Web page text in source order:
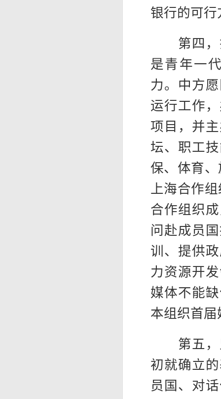
银行的可行
第四，拉
是青年一
力。中方
运行工作
项目，并
坛、职工
保、体育
上海合作
合作组织
问赴成员
训、提供
力资源开
媒体不能
本组织首
第五，坚
初就确立
员国、对